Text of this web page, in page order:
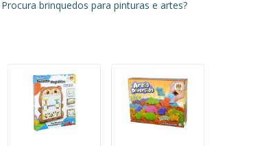
brinquedos para pinturas e artes?